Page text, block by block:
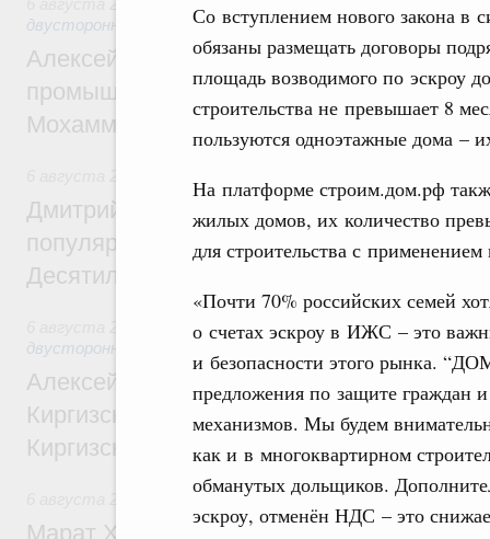
Со вступлением нового закона в
обязаны размещать договоры
площадь возводимого по эскроу
строительства не превышает 8
пользуются одноэтажные дома –
На платформе строим.дом.pф
жилых домов, их количество
для строительства с
«Почти 70% российских семей
о счетах эскроу в ИЖС – это
и безопасности этого рынка.
предложения по защите граждан
механизмов. Мы будем
как и в многоквартирном
обманутых дольщиков.
эскроу, отменён НДС – это
двусторонней основе
Алексей Оверчук провёл рабочую
промышленности, недропользования и
Мохаммадом Атабаком
Дмитрий Чернышенко: Порядка 110
популярного туризма в 35 регионах
Десятилетия науки и технологий
Экономические и гуманитарные
двусторонней основе
Алексей Оверчук принял участие в
Киргизского экономического форума и
Киргизской межрегиональной
Дорожное хозяйство
Марат Хуснуллин: На двух скоростных